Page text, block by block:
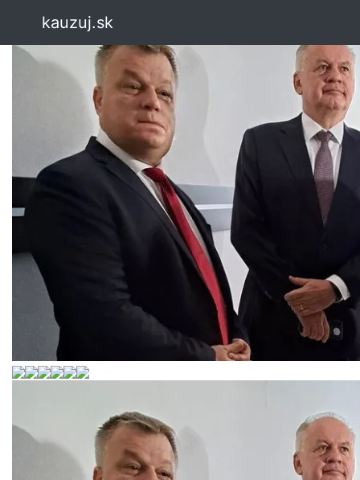
kauzuj.sk